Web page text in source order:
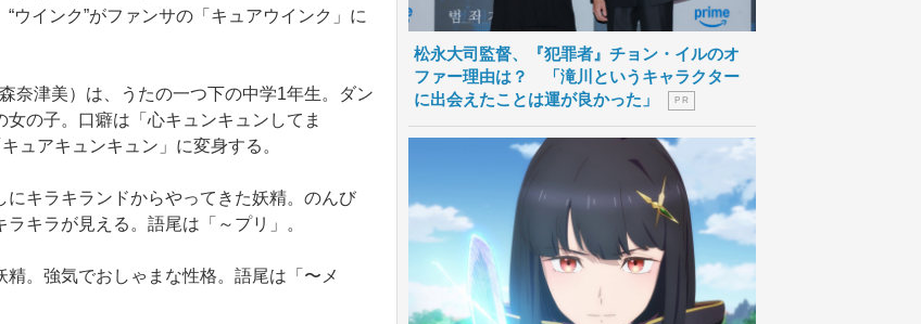
ウインク”がファンサの「キュアウインク」に
津美）は、うたの一つ下の中学1年生。ダン
の子。口癖は「心キュンキュンしてま
ュアキュンキュン」に変身する。
キラキランドからやってきた妖精。のんび
キラが見える。語尾は「～プリ」。
。強気でおしゃまな性格。語尾は「〜メ
松永大司監督、『犯罪者』チョン・イルのオ
ファー理由は？ 「滝川というキャラクター
に出会えたことは運が良かった」
P R